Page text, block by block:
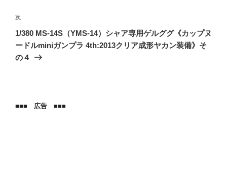
ー
シ
ョ
ン
次
の
投
稿
次
1/380 MS-14S（YMS-14）シャア専用ゲルググ《カップヌ
ードルminiガンプラ 4th:2013クリア成形ヤカン装備》そ
の４
■■■ 広告 ■■■